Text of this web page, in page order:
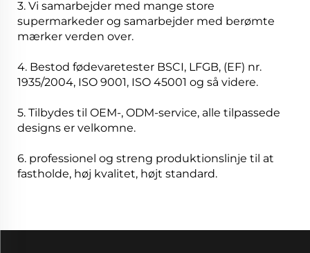
3. Vi samarbejder med mange store
supermarkeder og samarbejder med berømte
mærker verden over.
4. Bestod fødevaretester BSCI, LFGB, (EF) nr.
1935/2004, ISO 9001, ISO 45001 og så videre.
5. Tilbydes til OEM-, ODM-service, alle tilpassede
designs er velkomne.
6. professionel og streng produktionslinje til at
fastholde, høj kvalitet, højt standard.